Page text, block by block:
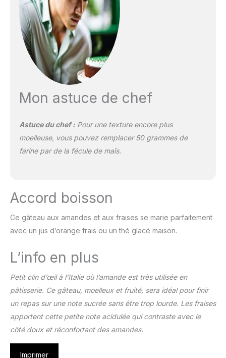
Mon astuce de chef
Astuce du chef :Pour une texture encore plus
moelleuse, vous pouvez remplacer 50 grammes de
farine par de la fécule de maïs.
Accord boisson
Ce gâteau aux amandes et aux fraises se marie parfaitement
avec un jus d’orange frais ou un thé glacé maison.
L’info en plus
Petit clin d’œil à l’Italie où l’amande est très utilisée en
pâtisserie. Ce gâteau, moelleux et fruité, sera idéal pour finir
un repas sur une note sucrée sans être trop lourde. Les fraises
apportent cette petite note acidulée qui contraste avec le
côté doux et réconfortant des amandes.
Imprimer